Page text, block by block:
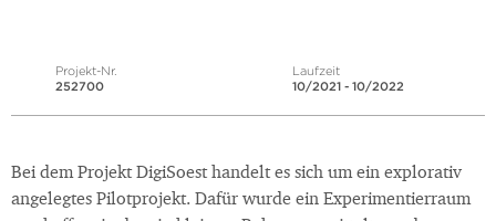
Projekt-Nr.
252700
Laufzeit
10/2021 - 10/2022
Bei dem Projekt DigiSoest handelt es sich um ein explorativ
angelegtes Pilotprojekt. Dafür wurde ein Experimentierraum